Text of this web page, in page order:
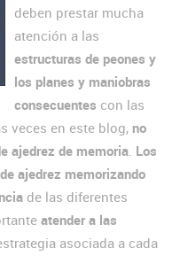
deben prestar mucha
atención a las
estructuras de peones y
los planes y maniobras
consecuentes con las
veces en este blog, no
ajedrez de memoria. Los
ajedrez memorizando
de las diferentes
atender a las
asociada a cada